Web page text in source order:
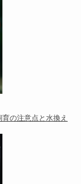
の注意点と水換え